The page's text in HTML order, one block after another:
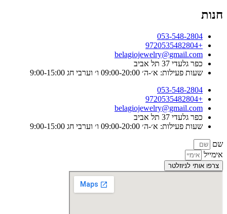
חנות
053-548-2804
+9720535482804
belagiojewelry@gmail.com
כפר גלעדי 37 תל אביב
שעות פעילות: א׳-ה׳ 09:00-20:00 ו׳ וערבי חג 9:00-15:00
053-548-2804
+9720535482804
belagiojewelry@gmail.com
כפר גלעדי 37 תל אביב
שעות פעילות: א׳-ה׳ 09:00-20:00 ו׳ וערבי חג 9:00-15:00
שם
אימייל
צרפו אותי לניוזלטר